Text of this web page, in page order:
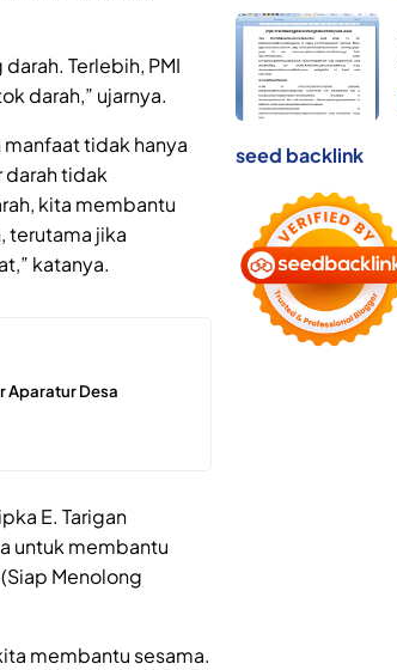
Terlebih, PMI
darah,” ujarnya.
manfaat tidak hanya
darah tidak
kita membantu
terutama jika
katanya.
Aparatur Desa
E. Tarigan
untuk membantu
Menolong
membantu sesama.
seed backlink